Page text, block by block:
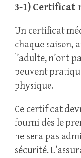
3-1) Certificat
Un certificat
chaque saison,
l’adulte, n’ont
peuvent
physique.
Ce certificat
fourni dès le
ne sera pas
sécurité.